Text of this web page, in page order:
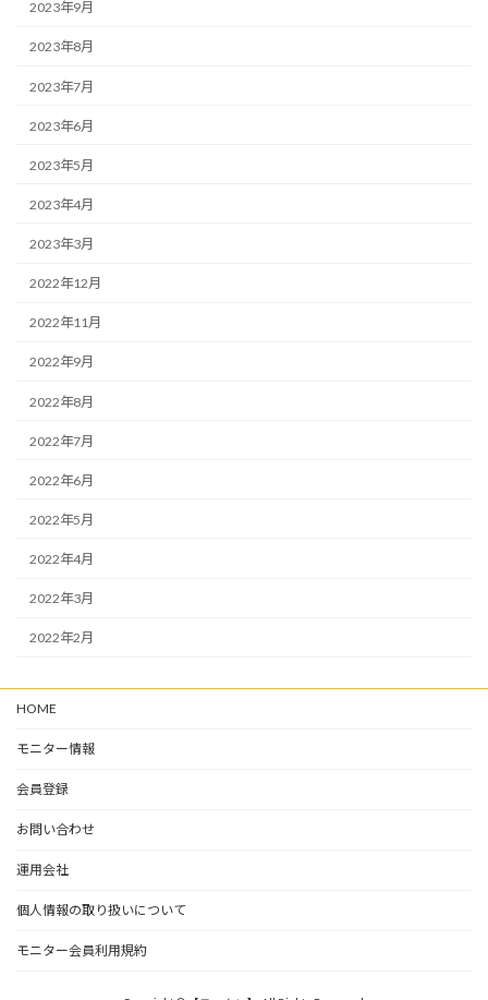
2023年9月
2023年8月
2023年7月
2023年6月
2023年5月
2023年4月
2023年3月
2022年12月
2022年11月
2022年9月
2022年8月
2022年7月
2022年6月
2022年5月
2022年4月
2022年3月
2022年2月
HOME
モニター情報
会員登録
お問い合わせ
運用会社
個人情報の取り扱いについて
モニター会員利用規約